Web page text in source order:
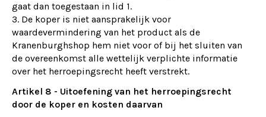
gaat dan toegestaan in lid 1.
De koper is niet aansprakelijk voor
waardevermindering van het product als de
Kranenburghshop hem niet voor of bij het sluiten van
de overeenkomst alle wettelijk verplichte informatie
over het herroepingsrecht heeft verstrekt.
Artikel 8 - Uitoefening van het herroepingsrecht
door de koper en kosten daarvan